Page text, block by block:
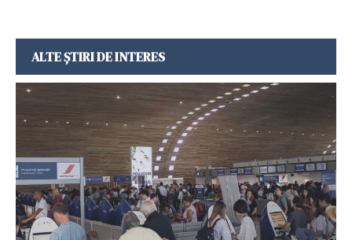
ALTE ȘTIRI DE INTERES